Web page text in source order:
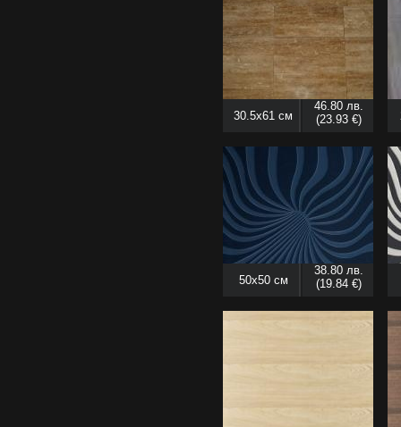
30.5x61 см
46.80 лв.
(23.93 €)
50x50 см
38.80 лв.
(19.84 €)